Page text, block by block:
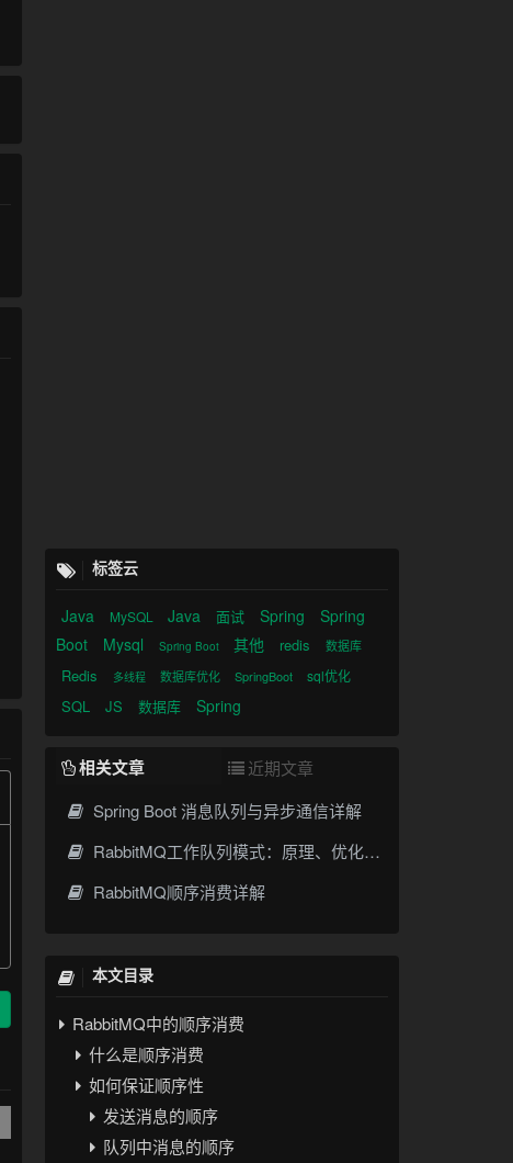
标签云
Java MySQL Java 面试 Spring
Spring
Boot
Mysql Spring Boot 其他 redis 数据库
Redis 多线程 数据库优化 SpringBoot sql优化
SQL JS 数据库 Spring
相关文章
近期文章
Spring Boot 消息队列与异步通信详解
RabbitMQ工作队列模式：原理、优化与实战
RabbitMQ顺序消费详解
本文目录
RabbitMQ中的顺序消费
什么是顺序消费
如何保证顺序性
发送消息的顺序
队列中消息的顺序